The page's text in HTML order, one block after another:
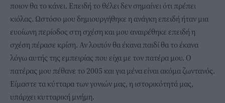
ποιον θα το κάνει. Επειδή το θέλει δεν σημαίνει ότι πρέπει
κιόλας. Ωστόσο μου δημιουργήθηκε η ανάγκη επειδή ήταν μια
ευοίωνη περίοδος στη σχέση και μου αναιρέθηκε επειδή η
σχέση πέρασε κρίση. Αν λοιπόν θα έκανα παιδί θα το έκανα
λόγω αυτής της εμπειρίας που είχα με τον πατέρα μου. Ο
πατέρας μου πέθανε το 2005 και για μένα είναι ακόμα ζωντανός.
Είμαστε τα κύτταρα των γονιών μας, η ιστορικότητά μας,
υπάρχει κυτταρική μνήμη.